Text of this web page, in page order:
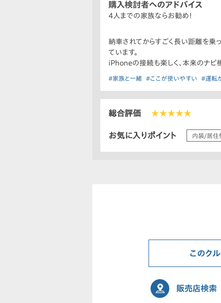
購入検討者へのアドバイス
4人までの家族ならお勧め！
納車されてからすごく長い距離を乗
ています。
iPhoneの接続も楽しく、本来のナビ
#家族と一緒 #ここが使いやすい #運転
総合評価 ★★★★★
お気に入りポイント 内装/居住
このク
販売店検索